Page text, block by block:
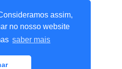
assim,
no nosso website
saber mais